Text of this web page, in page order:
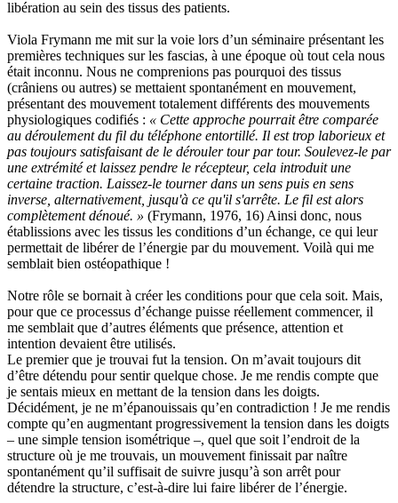
libération au sein des tissus des patients.
Viola Frymann me mit sur la voie lors d’un séminaire présentant les
premières techniques sur les fascias, à une époque où tout cela nous
était inconnu. Nous ne comprenions pas pourquoi des tissus
(crâniens ou autres) se mettaient spontanément en mouvement,
présentant des mouvement totalement différents des mouvements
physiologiques codifiés : « Cette approche pourrait être comparée
au déroulement du fil du téléphone entortillé. Il est trop laborieux et
pas toujours satisfaisant de le dérouler tour par tour. Soulevez-le par
une extrémité et laissez pendre le récepteur, cela introduit une
certaine traction. Laissez-le tourner dans un sens puis en sens
inverse, alternativement, jusqu'à ce qu'il s'arrête. Le fil est alors
complètement dénoué. » (Frymann, 1976, 16) Ainsi donc, nous
établissions avec les tissus les conditions d’un échange, ce qui leur
permettait de libérer de l’énergie par du mouvement. Voilà qui me
semblait bien ostéopathique !
Notre rôle se bornait à créer les conditions pour que cela soit. Mais,
pour que ce processus d’échange puisse réellement commencer, il
me semblait que d’autres éléments que présence, attention et
intention devaient être utilisés.
Le premier que je trouvai fut la tension. On m’avait toujours dit
d’être détendu pour sentir quelque chose. Je me rendis compte que
je sentais mieux en mettant de la tension dans les doigts.
Décidément, je ne m’épanouissais qu’en contradiction ! Je me rendis
compte qu’en augmentant progressivement la tension dans les doigts
– une simple tension isométrique –, quel que soit l’endroit de la
structure où je me trouvais, un mouvement finissait par naître
spontanément qu’il suffisait de suivre jusqu’à son arrêt pour
détendre la structure, c’est-à-dire lui faire libérer de l’énergie.